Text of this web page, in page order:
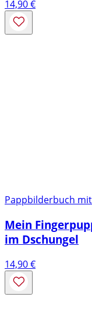
14,90€
Pappbilderbuch
Mein
im Dschungel
14,90€